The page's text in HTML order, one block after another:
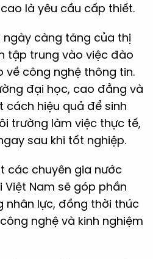
là yêu cầu cấp thiết.
càng tăng của thị
tập trung vào việc đào
về công nghệ thông tin.
đại học, cao đẳng và
cách hiệu quả để sinh
trường làm việc thực tế,
sau khi tốt nghiệp.
các chuyên gia nước
Nam sẽ góp phần
nhân lực, đồng thời thúc
nghệ và kinh nghiệm